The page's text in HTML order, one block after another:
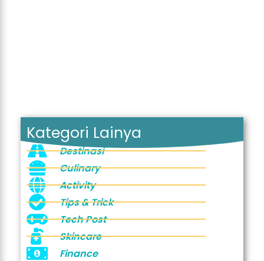
Kategori Lainya
Destinasi
Culinary
Activity
Tips & Trick
Tech Post
Skincare
Finance